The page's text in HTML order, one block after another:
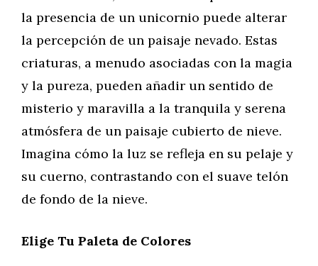
la presencia de un unicornio puede alterar
la percepción de un paisaje nevado. Estas
criaturas, a menudo asociadas con la magia
y la pureza, pueden añadir un sentido de
misterio y maravilla a la tranquila y serena
atmósfera de un paisaje cubierto de nieve.
Imagina cómo la luz se refleja en su pelaje y
su cuerno, contrastando con el suave telón
de fondo de la nieve.
Elige Tu Paleta de Colores